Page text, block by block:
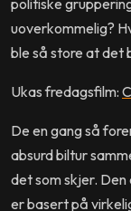
uoverkommelig?
ble så store at det
Ukas fredagsfilm:
De en gang så
absurd biltur
det som skjer.
er basert på